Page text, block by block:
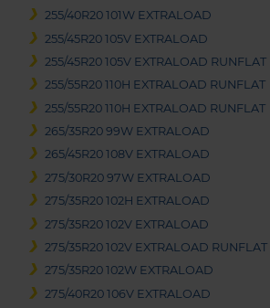
255/40R20 101W EXTRALOAD
255/45R20 105V EXTRALOAD
255/45R20 105V EXTRALOAD RUNFLAT
255/55R20 110H EXTRALOAD RUNFLAT
255/55R20 110H EXTRALOAD RUNFLAT
265/35R20 99W EXTRALOAD
265/45R20 108V EXTRALOAD
275/30R20 97W EXTRALOAD
275/35R20 102H EXTRALOAD
275/35R20 102V EXTRALOAD
275/35R20 102V EXTRALOAD RUNFLAT
275/35R20 102W EXTRALOAD
275/40R20 106V EXTRALOAD